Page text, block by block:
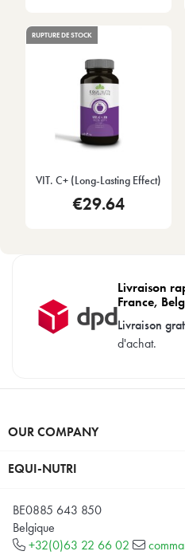
VIT. C+ (long-Lasting Effect)
€29.64
RUPTURE DE STOCK
Livraison
France,
Livraison
d'achat.
OUR COMPANY
EQUI-NUTRI
BE0885 643 850
Belgique
+32(0)63 22 66 02